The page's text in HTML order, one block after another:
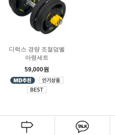
디럭스 경량 조절덤벨
아령세트
59,000원